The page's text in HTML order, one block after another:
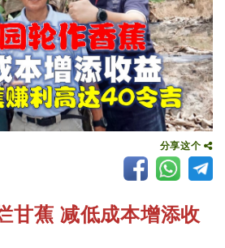
分享这个
甘蕉 减低成本增添收